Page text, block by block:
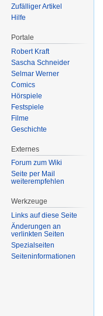
Zufälliger Artikel
Hilfe
Portale
Robert Kraft
Sascha Schneider
Selmar Werner
Comics
Hörspiele
Festspiele
Filme
Geschichte
Externes
Forum zum Wiki
Seite per Mail
weiterempfehlen
Werkzeuge
Links auf diese Seite
Änderungen an
verlinkten Seiten
Spezialseiten
Seiten­informationen